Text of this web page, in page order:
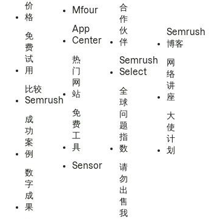
价
格
免
费
试
用
比较
Semrush
成
功
案
例
数
字
成
果
Mfour
App
Center
热
门
网
站
免
费
工
具
Sensor
合
作
伙
伴
Semrush
Select
全
球
问
题
指
数
请
勿
出
售
我
Semrush
博客
网
络
讲
座
大
使
计
划